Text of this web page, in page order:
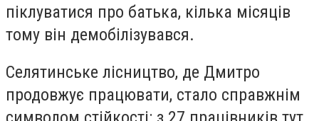
піклуватися про батька, кілька місяців
тому він демобілізувався.
Селятинське лісництво, де Дмитро
продовжує працювати, стало справжнім